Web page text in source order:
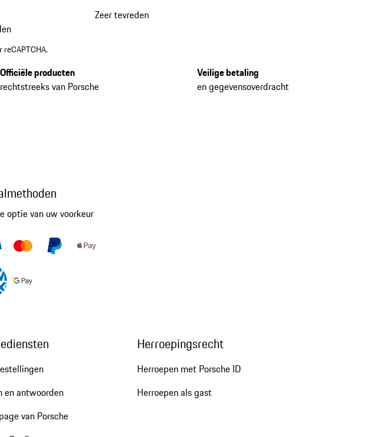
Zeer tevreden
reCAPTCHA.
Officiële producten
rechtstreeks van Porsche
Veilige betaling
en gegevensoverdracht
optie van uw voorkeur
en antwoorden
van Porsche
Herroepingsrecht
Herroepen met Porsche ID
Herroepen als gast